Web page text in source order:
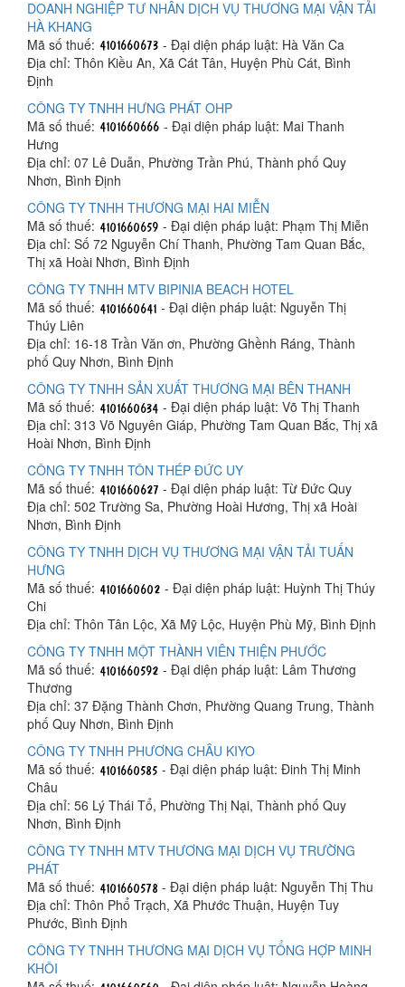
DOANH NGHIỆP TƯ NHÂN DỊCH VỤ THƯƠNG MẠI VẬN TẢI
HÀ KHANG
Mã số thuế:
- Đại diện pháp luật: Hà Văn Ca
Địa chỉ: Thôn Kiều An, Xã Cát Tân, Huyện Phù Cát, Bình
Định
CÔNG TY TNHH HƯNG PHÁT OHP
Mã số thuế:
- Đại diện pháp luật: Mai Thanh
Hưng
Địa chỉ: 07 Lê Duẫn, Phường Trần Phú, Thành phố Quy
Nhơn, Bình Định
CÔNG TY TNHH THƯƠNG MẠI HAI MIỄN
Mã số thuế:
- Đại diện pháp luật: Phạm Thị Miễn
Địa chỉ: Số 72 Nguyễn Chí Thanh, Phường Tam Quan Bắc,
Thị xã Hoài Nhơn, Bình Định
CÔNG TY TNHH MTV BIPINIA BEACH HOTEL
Mã số thuế:
- Đại diện pháp luật: Nguyễn Thị
Thúy Liên
Địa chỉ: 16-18 Trần Văn ơn, Phường Ghềnh Ráng, Thành
phố Quy Nhơn, Bình Định
CÔNG TY TNHH SẢN XUẤT THƯƠNG MẠI BÊN THANH
Mã số thuế:
- Đại diện pháp luật: Võ Thị Thanh
Địa chỉ: 313 Võ Nguyên Giáp, Phường Tam Quan Bắc, Thị xã
Hoài Nhơn, Bình Định
CÔNG TY TNHH TÔN THÉP ĐỨC UY
Mã số thuế:
- Đại diện pháp luật: Từ Đức Quy
Địa chỉ: 502 Trường Sa, Phường Hoài Hương, Thị xã Hoài
Nhơn, Bình Định
CÔNG TY TNHH DỊCH VỤ THƯƠNG MẠI VẬN TẢI TUẤN
HƯNG
Mã số thuế:
- Đại diện pháp luật: Huỳnh Thị Thúy
Chi
Địa chỉ: Thôn Tân Lộc, Xã Mỹ Lộc, Huyện Phù Mỹ, Bình Định
CÔNG TY TNHH MỘT THÀNH VIÊN THIỆN PHƯỚC
Mã số thuế:
- Đại diện pháp luật: Lâm Thương
Thương
Địa chỉ: 37 Đặng Thành Chơn, Phường Quang Trung, Thành
phố Quy Nhơn, Bình Định
CÔNG TY TNHH PHƯƠNG CHÂU KIYO
Mã số thuế:
- Đại diện pháp luật: Đinh Thị Minh
Châu
Địa chỉ: 56 Lý Thái Tổ, Phường Thị Nại, Thành phố Quy
Nhơn, Bình Định
CÔNG TY TNHH MTV THƯƠNG MẠI DỊCH VỤ TRƯỜNG
PHÁT
Mã số thuế:
- Đại diện pháp luật: Nguyễn Thị Thu
Địa chỉ: Thôn Phổ Trạch, Xã Phước Thuận, Huyện Tuy
Phước, Bình Định
CÔNG TY TNHH THƯƠNG MẠI DỊCH VỤ TỔNG HỢP MINH
KHÔI